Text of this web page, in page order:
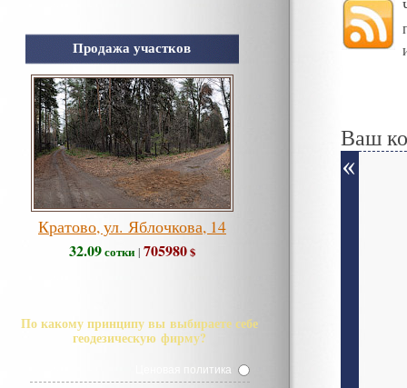
Продажа участков
Кратово, ул. Яблочкова, 14
32.09сотки | 705980$
По какому принципу вы выбираете себе
геодезическую фирму?
Ценовая политика
Ваш